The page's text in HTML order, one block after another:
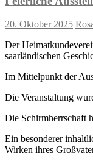
20. Oktober 2025
Der
saarländischen
Im Mittelpunkt der
Die Veranstaltung
Die Schirmherrschaft
Ein besonderer
Wirken ihres